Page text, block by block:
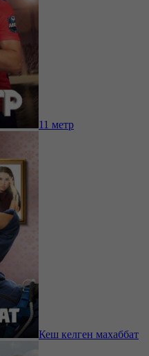
11 метр
Кеш келген махаббат